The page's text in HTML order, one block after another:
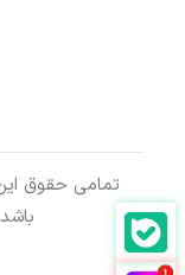
تمامی حقوق